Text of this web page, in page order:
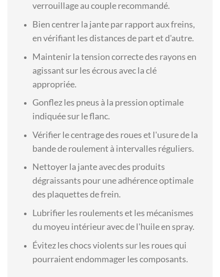
verrouillage au couple recommandé.
Bien centrer la jante par rapport aux freins,
en vérifiant les distances de part et d'autre.
Maintenir la tension correcte des rayons en
agissant sur les écrous avec la clé
appropriée.
Gonflez les pneus à la pression optimale
indiquée sur le flanc.
Vérifier le centrage des roues et l'usure de la
bande de roulement à intervalles réguliers.
Nettoyer la jante avec des produits
dégraissants pour une adhérence optimale
des plaquettes de frein.
Lubrifier les roulements et les mécanismes
du moyeu intérieur avec de l'huile en spray.
Évitez les chocs violents sur les roues qui
pourraient endommager les composants.